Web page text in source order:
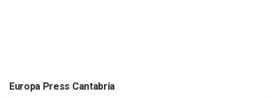
Europa Press Cantabria